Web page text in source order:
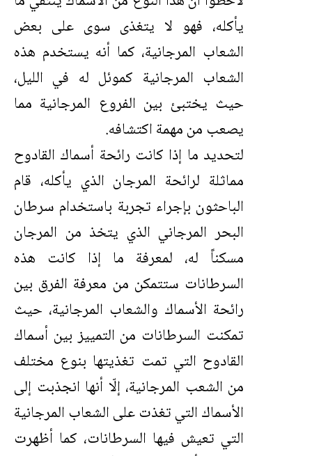
يأكله، فهو لا يتغذى سوى على بعض
الشعاب المرجانية، كما أنه يستخدم هذه
الشعاب المرجانية كموئل له في الليل،
حيث يختبئ بين الفروع المرجانية مما
يصعب من مهمة اكتشافه.
لتحديد ما إذا كانت رائحة أسماك القادوح
مماثلة لرائحة المرجان الذي يأكله، قام
الباحثون بإجراء تجربة باستخدام سرطان
البحر المرجاني الذي يتخذ من المرجان
مسكناً له، لمعرفة ما إذا كانت هذه
السرطانات ستتمكن من معرفة الفرق بين
رائحة الأسماك والشعاب المرجانية، حيث
تمكنت السرطانات من التمييز بين أسماك
القادوح التي تمت تغذيتها بنوع مختلف
من الشعب المرجانية، إلّا أنها انجذبت إلى
الأسماك التي تغذت على الشعاب المرجانية
التي تعيش فيها السرطانات، كما أظهرت